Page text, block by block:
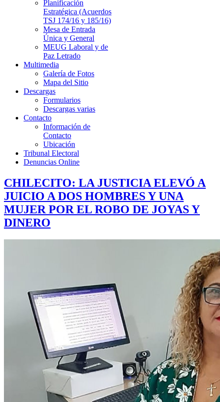
Planificación
Estratégica (Acuerdos
TSJ 174/16 y 185/16)
Mesa de Entrada
Única y General
MEUG Laboral y de
Paz Letrado
Multimedia
Galería de Fotos
Mapa del Sitio
Descargas
Formularios
Descargas varias
Contacto
Información de
Contacto
Ubicación
Tribunal Electoral
Denuncias Online
CHILECITO: LA JUSTICIA ELEVÓ A
JUICIO A DOS HOMBRES Y UNA
MUJER POR EL ROBO DE JOYAS Y
DINERO